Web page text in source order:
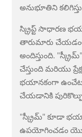
అనుభూతిని
స్క్రిప్ట్ సాధారణ
తారుమారు చేయడంలో
అందిస్తుంది.
చేస్తుంది మరియు
భయానకంగా
చేయడానికి
"స్క్రీమ్" కూడా
ఉపయోగించడం